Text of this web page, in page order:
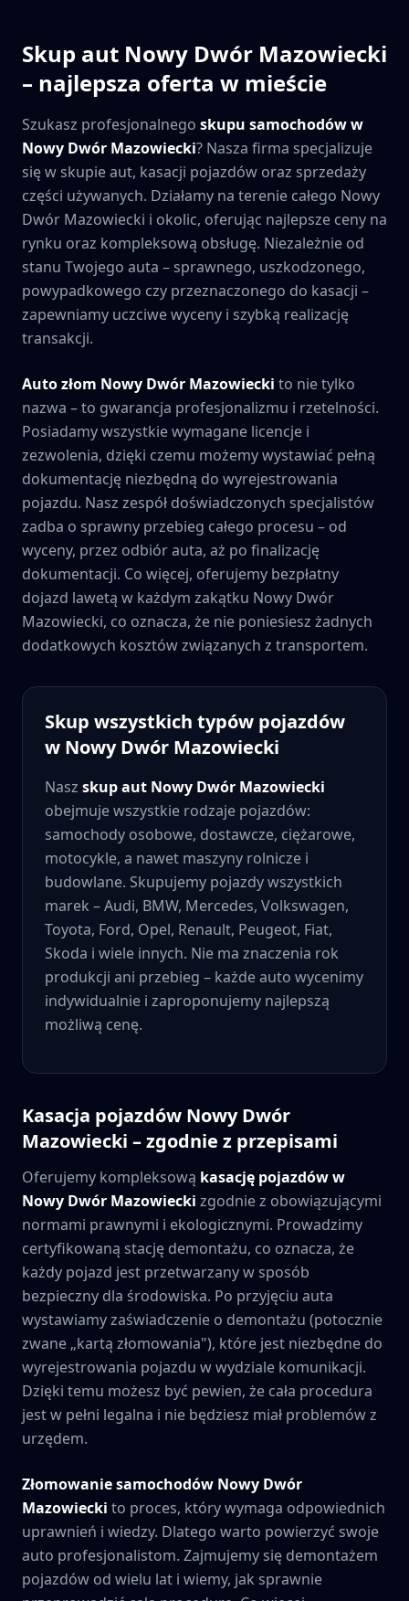
Skup aut Nowy Dwór Mazowiecki
– najlepsza oferta w mieście
Szukasz profesjonalnego skupu samochodów w
Nowy Dwór Mazowiecki? Nasza firma specjalizuje
się w skupie aut, kasacji pojazdów oraz sprzedaży
części używanych. Działamy na terenie całego Nowy
Dwór Mazowiecki i okolic, oferując najlepsze ceny na
rynku oraz kompleksową obsługę. Niezależnie od
stanu Twojego auta – sprawnego, uszkodzonego,
powypadkowego czy przeznaczonego do kasacji –
zapewniamy uczciwe wyceny i szybką realizację
transakcji.
Auto złom Nowy Dwór Mazowiecki to nie tylko
nazwa – to gwarancja profesjonalizmu i rzetelności.
Posiadamy wszystkie wymagane licencje i
zezwolenia, dzięki czemu możemy wystawiać pełną
dokumentację niezbędną do wyrejestrowania
pojazdu. Nasz zespół doświadczonych specjalistów
zadba o sprawny przebieg całego procesu – od
wyceny, przez odbiór auta, aż po finalizację
dokumentacji. Co więcej, oferujemy bezpłatny
dojazd lawetą w każdym zakątku Nowy Dwór
Mazowiecki, co oznacza, że nie poniesiesz żadnych
dodatkowych kosztów związanych z transportem.
Skup wszystkich typów pojazdów
w Nowy Dwór Mazowiecki
Nasz skup aut Nowy Dwór Mazowiecki
obejmuje wszystkie rodzaje pojazdów:
samochody osobowe, dostawcze, ciężarowe,
motocykle, a nawet maszyny rolnicze i
budowlane. Skupujemy pojazdy wszystkich
marek – Audi, BMW, Mercedes, Volkswagen,
Toyota, Ford, Opel, Renault, Peugeot, Fiat,
Skoda i wiele innych. Nie ma znaczenia rok
produkcji ani przebieg – każde auto wycenimy
indywidualnie i zaproponujemy najlepszą
możliwą cenę.
Kasacja pojazdów Nowy Dwór
Mazowiecki – zgodnie z przepisami
Oferujemy kompleksową kasację pojazdów w
Nowy Dwór Mazowiecki zgodnie z obowiązującymi
normami prawnymi i ekologicznymi. Prowadzimy
certyfikowaną stację demontażu, co oznacza, że
każdy pojazd jest przetwarzany w sposób
bezpieczny dla środowiska. Po przyjęciu auta
wystawiamy zaświadczenie o demontażu (potocznie
zwane „kartą złomowania"), które jest niezbędne do
wyrejestrowania pojazdu w wydziale komunikacji.
Dzięki temu możesz być pewien, że cała procedura
jest w pełni legalna i nie będziesz miał problemów z
urzędem.
Złomowanie samochodów Nowy Dwór
Mazowiecki to proces, który wymaga odpowiednich
uprawnień i wiedzy. Dlatego warto powierzyć swoje
auto profesjonalistom. Zajmujemy się demontażem
pojazdów od wielu lat i wiemy, jak sprawnie